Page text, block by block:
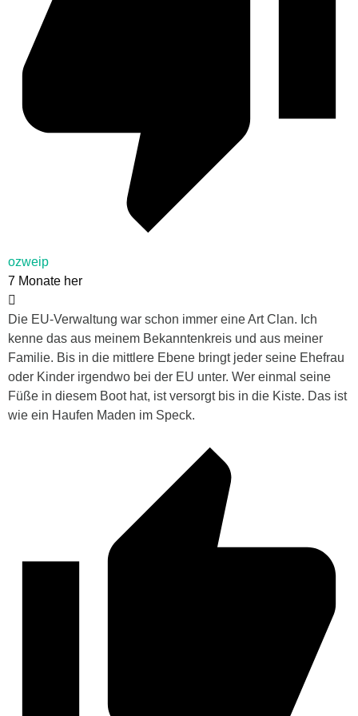
ozweip
7 Monate her
Die EU-Verwaltung war schon immer eine Art Clan. Ich
kenne das aus meinem Bekanntenkreis und aus meiner
Familie. Bis in die mittlere Ebene bringt jeder seine Ehefrau
oder Kinder irgendwo bei der EU unter. Wer einmal seine
Füße in diesem Boot hat, ist versorgt bis in die Kiste. Das ist
wie ein Haufen Maden im Speck.